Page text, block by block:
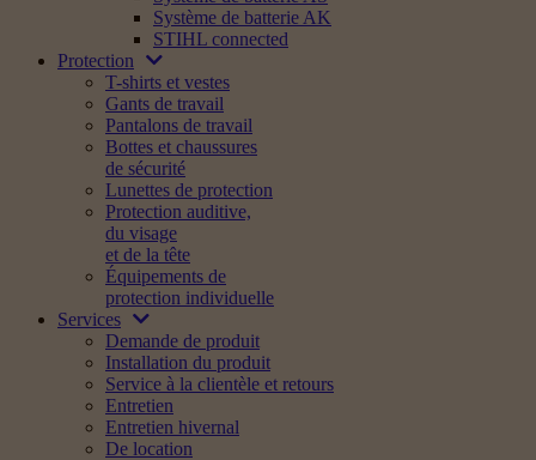
Système de batterie AK
STIHL connected
Protection
T-shirts et vestes
Gants de travail
Pantalons de travail
Bottes et chaussures
de sécurité
Lunettes de protection
Protection auditive,
du visage
et de la tête
Équipements de
protection individuelle
Services
Demande de produit
Installation du produit
Service à la clientèle et retours
Entretien
Entretien hivernal
De location